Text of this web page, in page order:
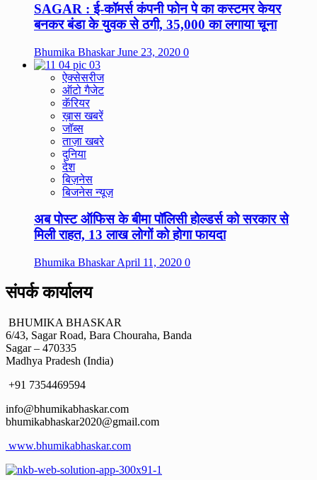
SAGAR : ई-कॉमर्स कंपनी फोन पे का कस्टमर केयर
बनकर बंडा के युवक से ठगी, 35,000 का लगाया चूना
Bhumika BhaskarJune 23, 2020 0
ऐक्सेसरीज
ऑटो गैजेट
कॅरियर
ख़ास खबरें
जॉब्स
ताज़ा खबरे
दुनिया
देश
बिज़नेस
बिजनेस न्यूज़
अब पोस्ट ऑफिस के बीमा पॉलिसी होल्डर्स को सरकार से
मिली राहत, 13 लाख लोगों को होगा फायदा
Bhumika BhaskarApril 11, 2020 0
संपर्क कार्यालय
BHUMIKA BHASKAR
6/43, Sagar Road, Bara Chouraha, Banda
Sagar – 470335
Madhya Pradesh (India)
+91 7354469594
info@bhumikabhaskar.com
bhumikabhaskar2020@gmail.com
www.bhumikabhaskar.com